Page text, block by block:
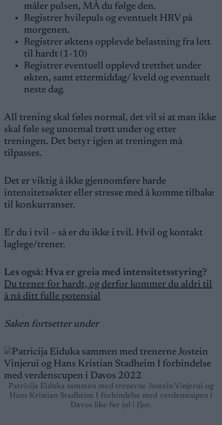
måler pulsen, MÅ du følge den.
Registrer hvilepuls og eventuelt HRV på
morgenen.
Registrer øktens opplevde belastning fra lett
til hardt (1-10)
Registrer eventuell opplevd tretthet under
økten, samt ettermiddag/ kveld og eventuelt
neste dag.
All trening skal føles normal, det vil si at man ikke
skal føle seg unormal trøtt under og etter
treningen. Det betyr igjen at treningen må
tilpasses.
Det er viktig å ikke gjennomføre harde
intensitetsøkter eller stresse med å komme tilbake
til konkurranser.
Er du i tvil – så er du ikke i tvil. Hvil og kontakt
laglege/trener.
Les også: Hva er greia med intensitetsstyring?
Du trener for hardt, og derfor kommer du aldri til
å nå ditt fulle potensial
Saken fortsetter under
Patricija Eiduka sammen med trenerne Jostein Vinjerui og
Hans Kristian Stadheim I forbindelse med verdenscupen i
Davos like før jul i fjor.